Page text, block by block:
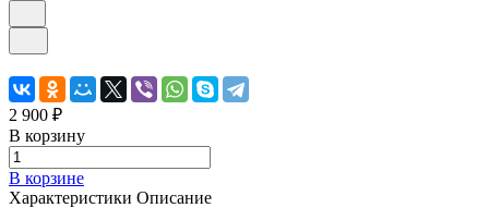
2 900 ₽
В корзину
В корзине
Характеристики Описание